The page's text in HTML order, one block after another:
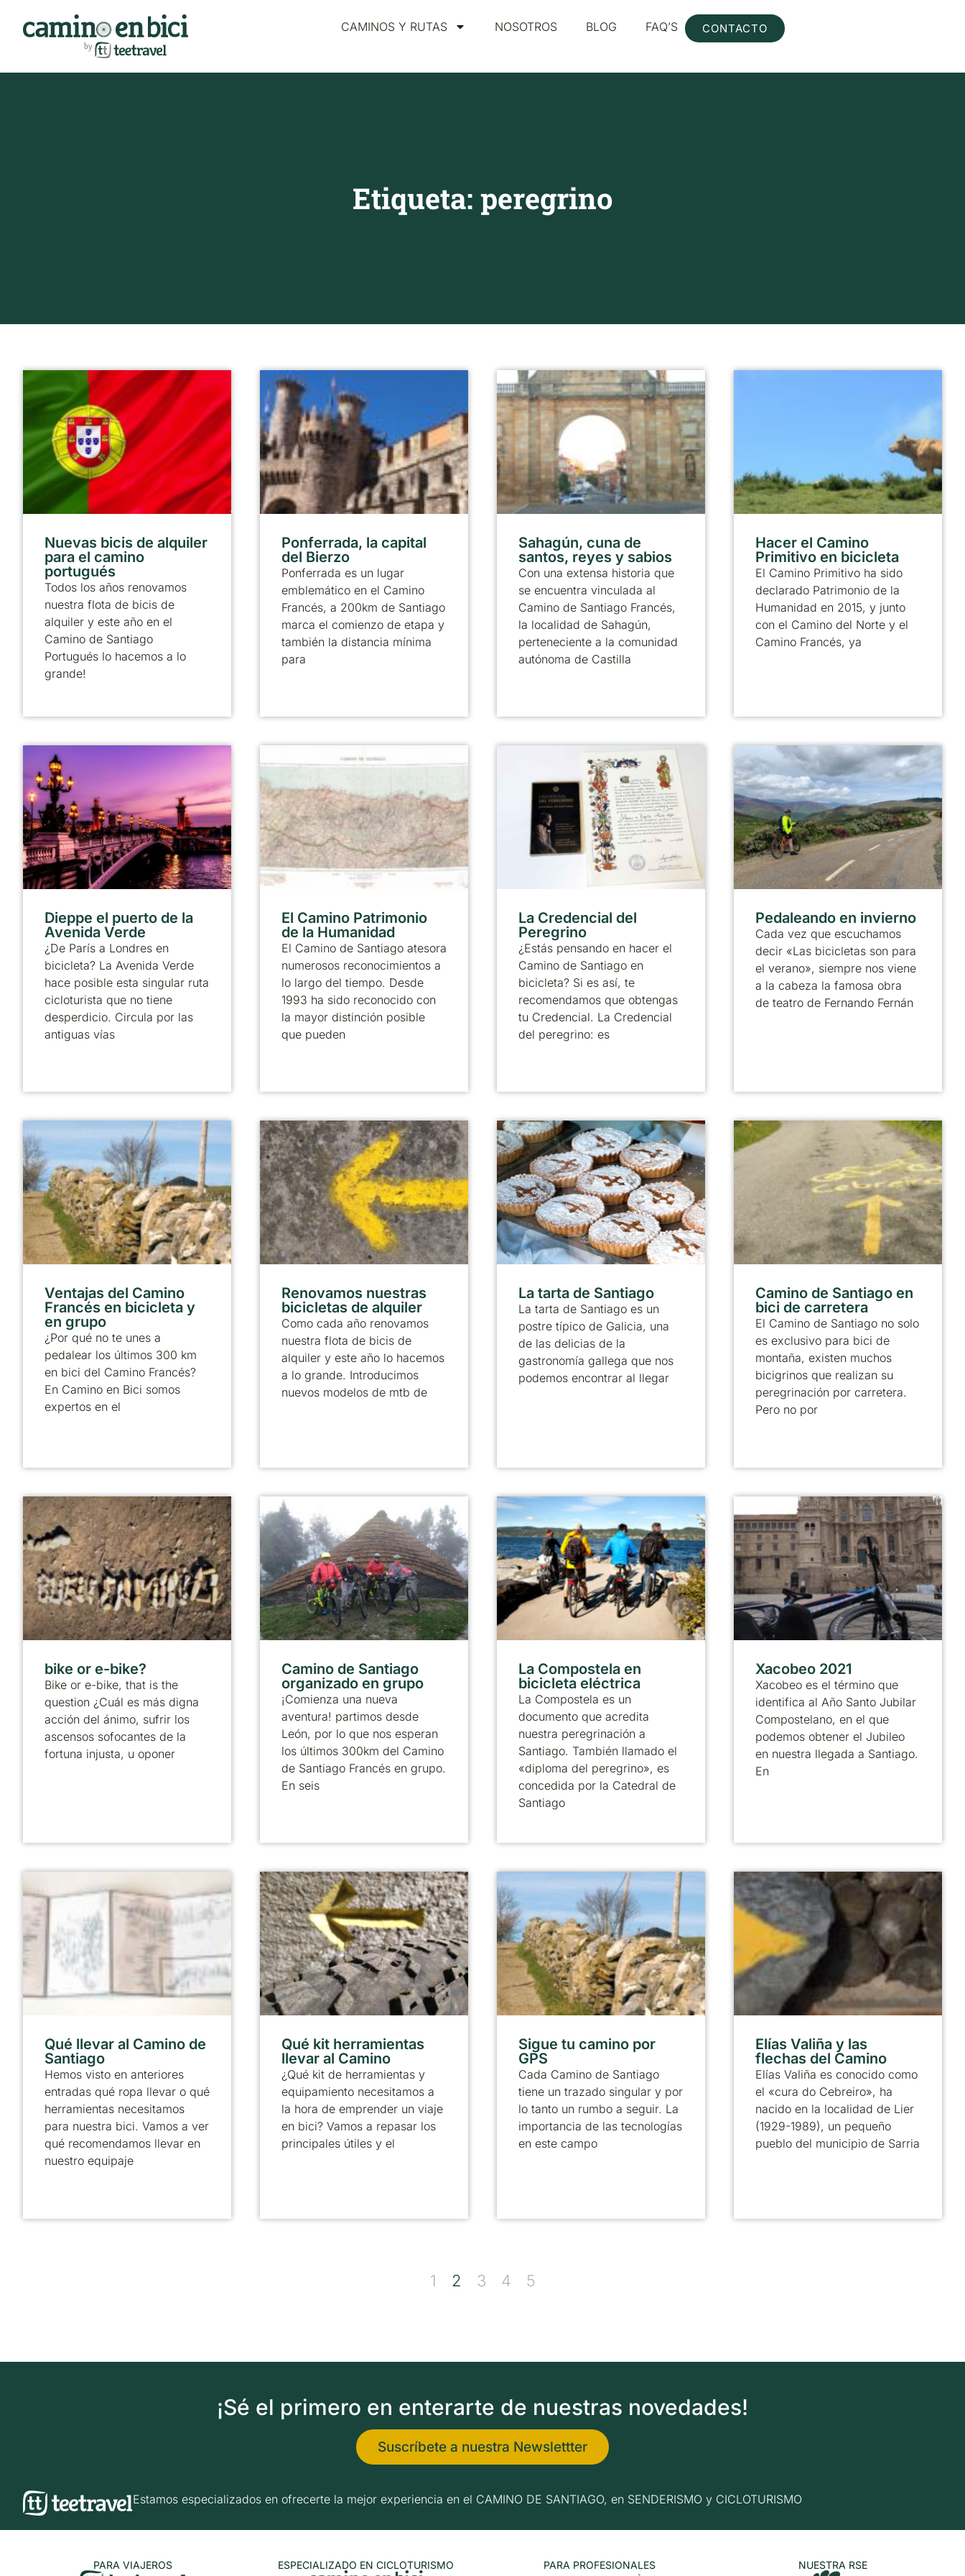
CAMINOS Y RUTAS NOSOTROS BLOG FAQ’S CONTACTO
Etiqueta: peregrino
Nuevas bicis de alquiler
para el camino
portugués
Todos los años renovamos
nuestra flota de bicis de
alquiler y este año en el
Camino de Santiago
Portugués lo hacemos a lo
grande!
Ponferrada, la capital
del Bierzo
Ponferrada es un lugar
emblemático en el Camino
Francés, a 200km de Santiago
marca el comienzo de etapa y
también la distancia mínima
para
Sahagún, cuna de
santos, reyes y sabios
Con una extensa historia que
se encuentra vinculada al
Camino de Santiago Francés,
la localidad de Sahagún,
perteneciente a la comunidad
autónoma de Castilla
Hacer el Camino
Primitivo en bicicleta
El Camino Primitivo ha sido
declarado Patrimonio de la
Humanidad en 2015, y junto
con el Camino del Norte y el
Camino Francés, ya
Dieppe el puerto de la
Avenida Verde
¿De París a Londres en
bicicleta? La Avenida Verde
hace posible esta singular ruta
cicloturista que no tiene
desperdicio. Circula por las
antiguas vías
El Camino Patrimonio
de la Humanidad
El Camino de Santiago atesora
numerosos reconocimientos a
lo largo del tiempo. Desde
1993 ha sido reconocido con
la mayor distinción posible
que pueden
La Credencial del
Peregrino
¿Estás pensando en hacer el
Camino de Santiago en
bicicleta? Si es así, te
recomendamos que obtengas
tu Credencial. La Credencial
del peregrino: es
Pedaleando en invierno
Cada vez que escuchamos
decir «Las bicicletas son para
el verano», siempre nos viene
a la cabeza la famosa obra
de teatro de Fernando Fernán
Ventajas del Camino
Francés en bicicleta y
en grupo
¿Por qué no te unes a
pedalear los últimos 300 km
en bici del Camino Francés?
En Camino en Bici somos
expertos en el
Renovamos nuestras
bicicletas de alquiler
Como cada año renovamos
nuestra flota de bicis de
alquiler y este año lo hacemos
a lo grande. Introducimos
nuevos modelos de mtb de
La tarta de Santiago
La tarta de Santiago es un
postre típico de Galicia, una
de las delicias de la
gastronomía gallega que nos
podemos encontrar al llegar
Camino de Santiago en
bici de carretera
El Camino de Santiago no solo
es exclusivo para bici de
montaña, existen muchos
bicigrinos que realizan su
peregrinación por carretera.
Pero no por
bike or e-bike?
Bike or e-bike, that is the
question ¿Cuál es más digna
acción del ánimo, sufrir los
ascensos sofocantes de la
fortuna injusta, u oponer
Camino de Santiago
organizado en grupo
¡Comienza una nueva
aventura! partimos desde
León, por lo que nos esperan
los últimos 300km del Camino
de Santiago Francés en grupo.
En seis
La Compostela en
bicicleta eléctrica
La Compostela es un
documento que acredita
nuestra peregrinación a
Santiago. También llamado el
«diploma del peregrino», es
concedida por la Catedral de
Santiago
Xacobeo 2021
Xacobeo es el término que
identifica al Año Santo Jubilar
Compostelano, en el que
podemos obtener el Jubileo
en nuestra llegada a Santiago.
En
Qué llevar al Camino de
Santiago
Hemos visto en anteriores
entradas qué ropa llevar o qué
herramientas necesitamos
para nuestra bici. Vamos a ver
qué recomendamos llevar en
nuestro equipaje
Qué kit herramientas
llevar al Camino
¿Qué kit de herramientas y
equipamiento necesitamos a
la hora de emprender un viaje
en bici? Vamos a repasar los
principales útiles y el
Sigue tu camino por
GPS
Cada Camino de Santiago
tiene un trazado singular y por
lo tanto un rumbo a seguir. La
importancia de las tecnologías
en este campo
Elías Valiña y las
flechas del Camino
Elías Valiña es conocido como
el «cura do Cebreiro», ha
nacido en la localidad de Lier
(1929-1989), un pequeño
pueblo del municipio de Sarria
1 2 3 4 5
¡Sé el primero en enterarte de nuestras novedades!
Suscríbete a nuestra Newslettter
Estamos especializados en ofrecerte la mejor experiencia en el CAMINO DE SANTIAGO, en SENDERISMO y CICLOTURISMO
PARA VIAJEROS ESPECIALIZADO EN CICLOTURISMO PARA PROFESIONALES NUESTRA RSE